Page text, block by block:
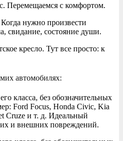
Перемещаемся с комфортом.
нужно произвести
свидание, состояние души.
кресло. Тут все просто: к
автомобилях:
класса, без обозначительных
Ford Focus, Honda Civic, Kia
Cruze и т. д. Идеальный
и внешних повреждений.